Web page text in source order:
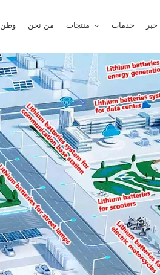
وطن من نحن خدمات خبر